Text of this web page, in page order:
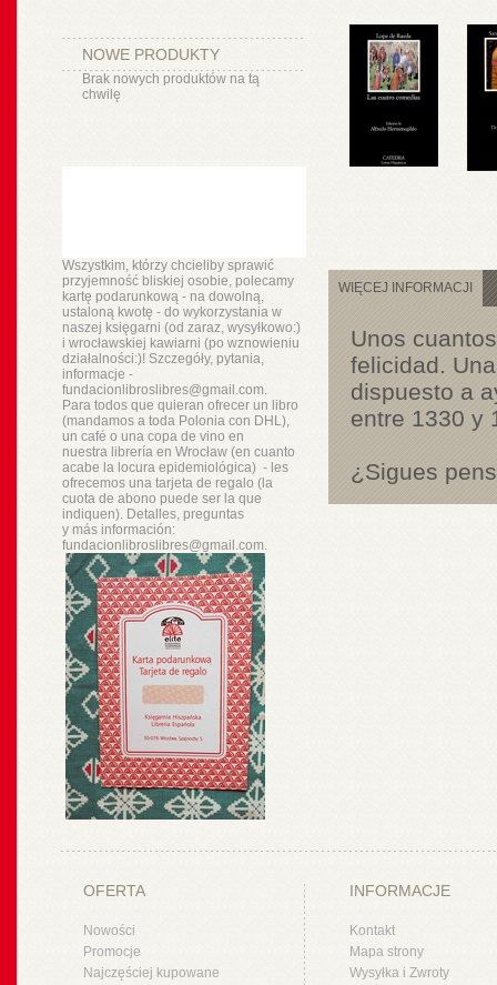
NOWE PRODUKTY
Brak nowych produktów na tą
chwilę
Wszystkim, którzy chcieliby sprawić
przyjemność bliskiej osobie, polecamy
kartę podarunkową - na dowolną,
ustaloną kwotę - do wykorzystania w
naszej księgarni (od zaraz, wysyłkowo:)
i wrocławskiej kawiarni (po wznowieniu
działalności:)! Szczegóły, pytania,
informacje -
fundacionlibroslibres@gmail.com.
Para todos que quieran ofrecer un libro
(mandamos a toda Polonia con DHL),
un café o una copa de vino en
nuestra libreríaen Wrocław (en cuanto
acabe la locura epidemiológica) - les
ofrecemos una tarjeta de regalo (la
cuota de abono puede ser la que
indiquen). Detalles, preguntas
y másinformación:
fundacionlibroslibres@gmail.com.
WIĘCEJ INFORMACJI
Unos
felicidad.
dispuesto a
entre 1330 y
¿Sigues
OFERTA
Nowości
Promocje
Najczęściej kupowane
INFORMACJE
Kontakt
Mapa strony
Wysyłka i Zwroty